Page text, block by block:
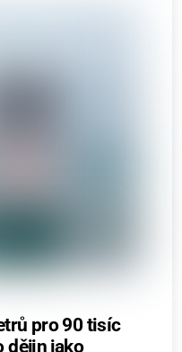
pro 90 tisíc
dějin jako